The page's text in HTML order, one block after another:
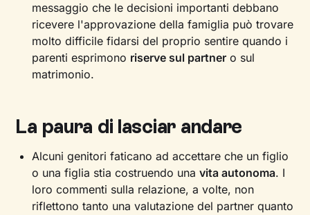
messaggio che le decisioni importanti debbano
ricevere l'approvazione della famiglia può trovare
molto difficile fidarsi del proprio sentire quando i
parenti esprimono riserve sul partner o sul
matrimonio.
La paura di lasciar andare
Alcuni genitori faticano ad accettare che un figlio
o una figlia stia costruendo unavita autonoma. I
loro commenti sulla relazione, a volte, non
riflettono tanto una valutazione del partner quanto